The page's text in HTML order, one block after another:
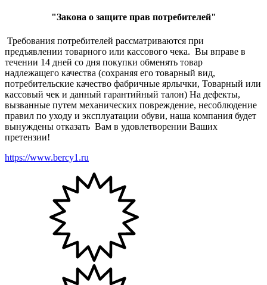
"Закона о защите прав потребителей"
Требования потребителей рассматриваются при
предъявлении товарного или кассового чека. Вы вправе в
течении 14 дней со дня покупки обменять товар
надлежащего качества (сохраняя его товарный вид,
потребительские качество фабричные ярлычки, Товарный или
кассовый чек и данный гарантийный талон) На дефекты,
вызванные путем механических повреждение, несоблюдение
правил по уходу и эксплуатации обуви, наша компания будет
вынуждены отказать Вам в удовлетворении Ваших
претензии!
https://www.bercy1.ru